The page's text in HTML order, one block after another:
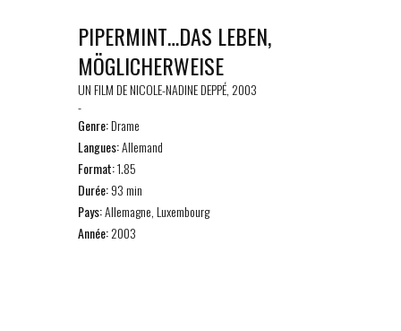
PIPERMINT…DAS LEBEN,
MÖGLICHERWEISE
UN FILM DE NICOLE-NADINE DEPPÉ, 2003
-
Genre:Drame
Langues:Allemand
Format:1.85
Durée:93 min
Pays:Allemagne, Luxembourg
Année:2003